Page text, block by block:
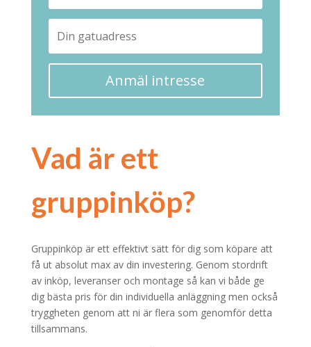
Anmäl intresse
Vad är ett
gruppinköp?
Gruppinköp är ett effektivt sätt för dig som köpare att
få ut absolut max av din investering. Genom stordrift
av inköp, leveranser och montage så kan vi både ge
dig bästa pris för din individuella anläggning men också
tryggheten genom att ni är flera som genomför detta
tillsammans.